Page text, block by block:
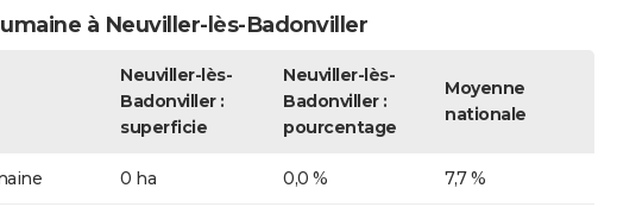
à Neuviller-lès-Badonviller
Neuviller-lès-
Badonviller :
superficie
Neuviller-lès-
Badonviller :
pourcentage
Moyenne
nationale
0 ha 0,0 % 7,7 %